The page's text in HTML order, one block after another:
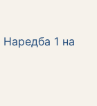
1 на